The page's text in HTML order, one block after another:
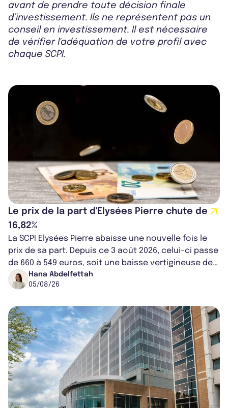
avant de prendre toute décision finale
d’investissement. Ils ne représentent pas un
conseil en investissement. Il est nécessaire
de vérifier l'adéquation de votre profil avec
chaque SCPI.
Le prix de la part d'Elysées Pierre chute de
16,82%
La SCPI Elysées Pierre abaisse une nouvelle fois le
prix de sa part. Depuis ce 3 août 2026, celui-ci passe
de 660 à 549 euros, soit une baisse vertigineuse de
16,82%. Cette nouvell...
Hana Abdelfettah
05/08/26